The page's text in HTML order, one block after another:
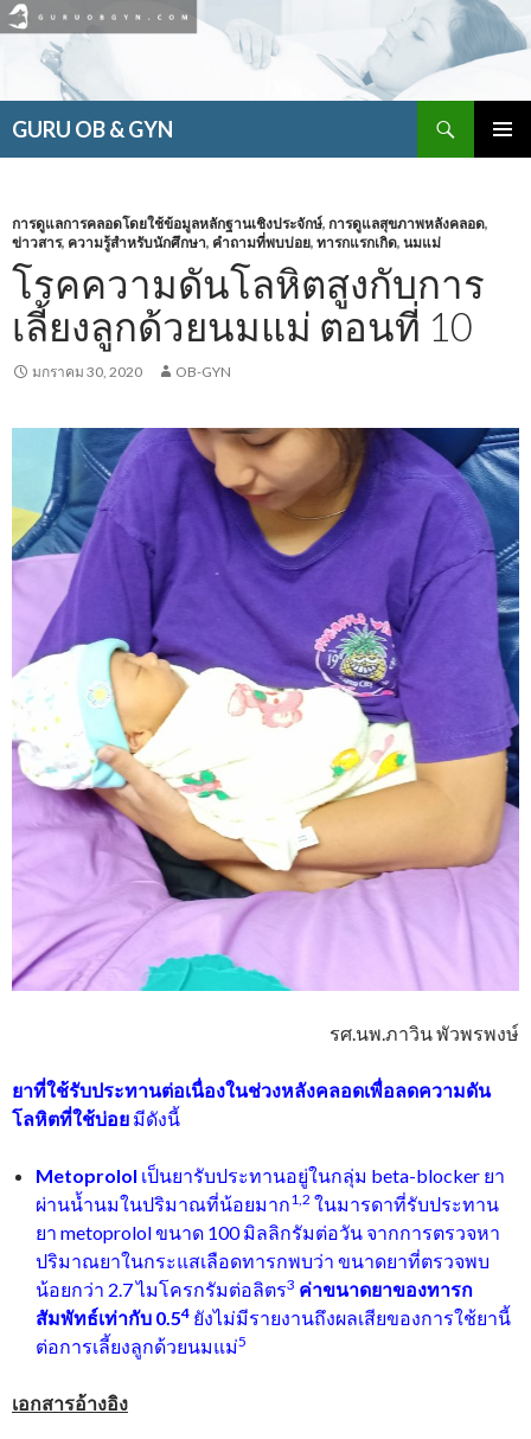
GURU OB & GYN
เนื้อหา
การดูแลการคลอดโดยใช้ข้อมูลหลักฐานเชิงประจักษ์, การดูแลสุขภาพหลังคลอด,
ข่าวสาร, ความรู้สำหรับนักศึกษา, คำถามที่พบบ่อย, ทารกแรกเกิด, นมแม่
โรคความดันโลหิตสูงกับการ
เลี้ยงลูกด้วยนมแม่ ตอนที่ 10
มกราคม 30, 2020 OB-GYN
รศ.นพ.ภาวิน พัวพรพงษ์
ยาที่ใช้รับประทานต่อเนื่องในช่วงหลังคลอดเพื่อลดความดัน
โลหิตที่ใช้บ่อย มีดังนี้
Metoprolol เป็นยารับประทานอยู่ในกลุ่ม beta-blocker ยา
ผ่านน้ำนมในปริมาณที่น้อยมาก1,2 ในมารดาที่รับประทาน
ยา metoprolol ขนาด 100 มิลลิกรัมต่อวัน จากการตรวจหา
ปริมาณยาในกระแสเลือดทารกพบว่า ขนาดยาที่ตรวจพบ
น้อยกว่า 2.7 ไมโครกรัมต่อลิตร3 ค่าขนาดยาของทารก
สัมพัทธ์เท่ากับ 0.54 ยังไม่มีรายงานถึงผลเสียของการใช้ยานี้
ต่อการเลี้ยงลูกด้วยนมแม่5
เอกสารอ้างอิง